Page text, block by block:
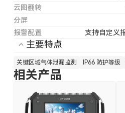
云图翻转
分屏
报警配置
支持自定义
主要特点
关键区域气体泄漏监测 IP66 防护等级
相关产品